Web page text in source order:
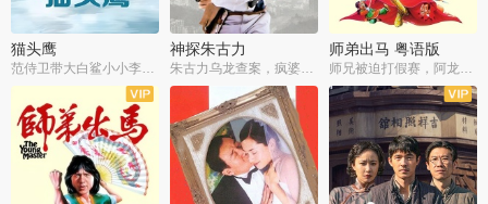
猫头鹰
范侍卫带大白鲨小小李破案寻妃
神探朱古力
朱古力乌龙查案，疯婆子神助攻
师弟出马 粤语版
师兄被迫打假赛，阿龙追查斗黑帮